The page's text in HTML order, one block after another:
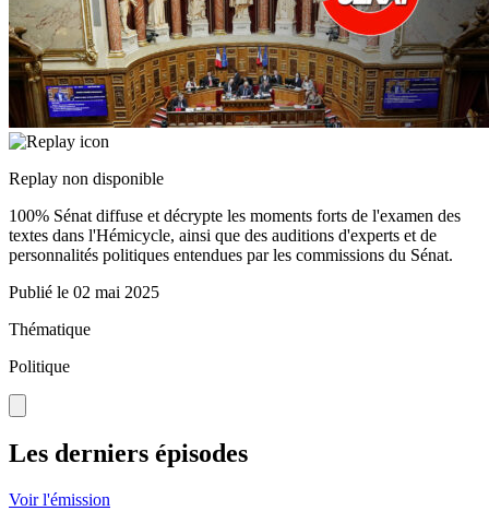
Replay non disponible
100% Sénat diffuse et décrypte les moments forts de l'examen des
textes dans l'Hémicycle, ainsi que des auditions d'experts et de
personnalités politiques entendues par les commissions du Sénat.
Publié le 02 mai 2025
Thématique
Politique
Les derniers épisodes
Voir l'émission